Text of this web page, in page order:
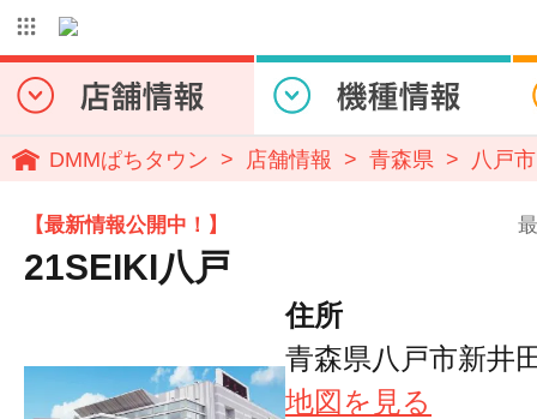
DMMぱちタウン 店舗情報 青森県 八戸市
【最新情報公開中！】
21SEIKI八戸
住所
青森県八戸市新井
地図を見る